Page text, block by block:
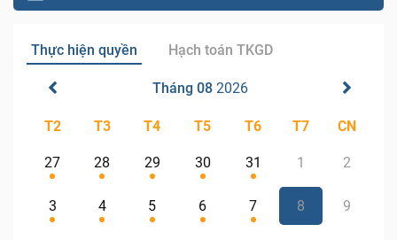
Thực hiện quyền Hạch toán TKGD
Tháng 08 2026
T2 T3 T4 T5 T6 T7 CN
27 28 29 30 31 1 2
3 4 5 6 7 8 9